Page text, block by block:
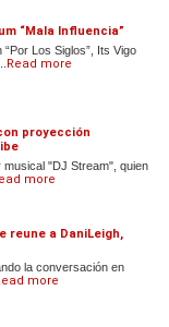
“Mala Influencia”
Los Siglos”, Its Vigo
Read more
proyección
"DJ Stream", quien
more
reune a DaniLeigh,
la conversación en
more